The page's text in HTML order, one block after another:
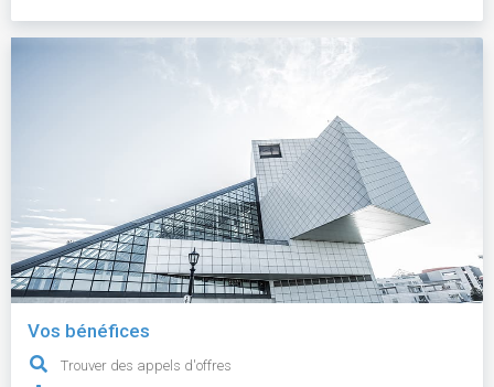
Vos bénéfices
Trouver des appels d'offres